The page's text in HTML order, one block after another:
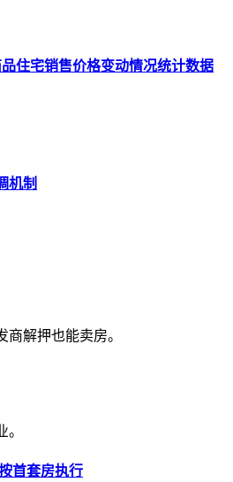
住宅销售价格变动情况统计数据
机制
解押也能卖房。
首套房执行